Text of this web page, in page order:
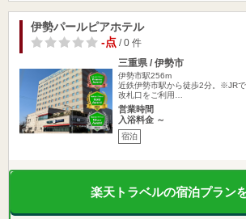
伊勢パールピアホテル
-点/ 0 件
三重県 / 伊勢市
伊勢市駅256m
近鉄伊勢市駅から徒歩2分。※JR
改札口をご利用…
営業時間
入浴料金 ～
宿泊
楽天トラベルの宿泊プラン